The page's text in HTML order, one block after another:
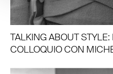
TALKING ABOUT
COLLOQUIO CON